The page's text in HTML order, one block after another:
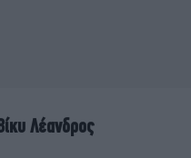
Λέανδρος